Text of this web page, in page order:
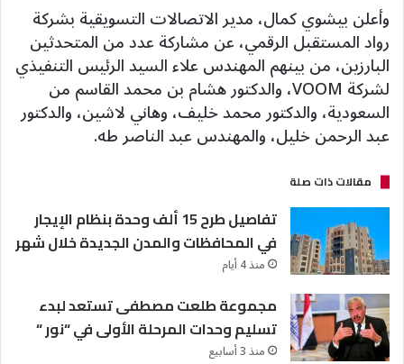
وأعلن بيشوي كمال، مدير الاتصالات التسويقية بشركة
رواد المستقبل الرقمي، عن مشاركة عدد من المتحدثين
البارزين، من بينهم المهندس علاء السيد الرئيس التنفيذي
لشركة VOOM، والدكتور هشام بن محمد القاسم من
السعودية، والدكتور محمد خليف، وهاني لاشين، والدكتور
عبد الرحمن خليل، والمهندس عبد الناصر طه.
مقالات ذات صلة
تفاصيل طرح 15 ألف وحدة بنظام الإيجار
في المحافظات والمدن الجديدة خلال شهر
منذ 4 أيام
مجموعة طلعت مصطفى تستعد لبدء
تسليم وحدات المرحلة الأولى في “نور “
منذ 3 أسابيع